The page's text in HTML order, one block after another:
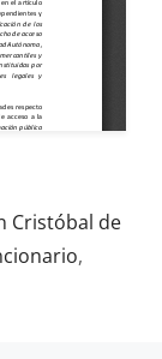
Cristóbal de
,